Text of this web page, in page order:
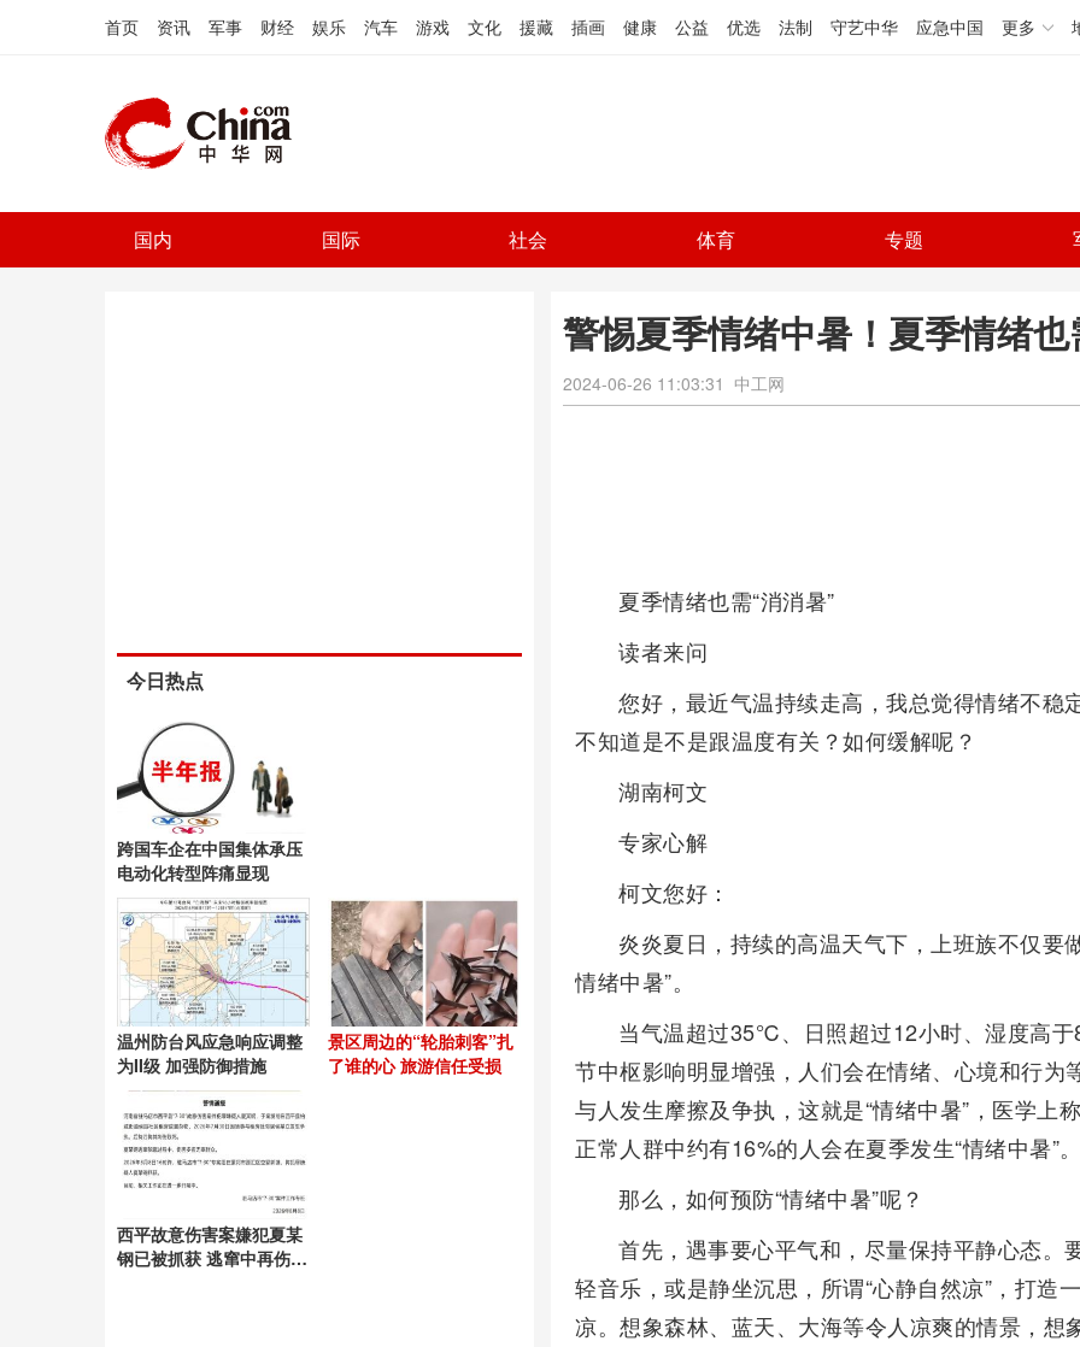
首页 资讯 军事 财经 娱乐 汽车 游戏 文化 援藏 插画 健康 公益 优选 法制 守艺中华 应急中国 更多
国内 国际 社会 体育 专题
警惕夏季情绪中暑！夏季情绪也
2024-06-26 11:03:31 中工网
夏季情绪也需“消消暑”
读者来问
您好，最近气温持续走高，我总觉得情绪不稳
不知道是不是跟温度有关？如何缓解呢？
湖南柯文
专家心解
柯文您好：
炎炎夏日，持续的高温天气下，上班族不仅要
情绪中暑”。
当气温超过35℃、日照超过12小时、湿度高
节中枢影响明显增强，人们会在情绪、心境和行
与人发生摩擦及争执，这就是“情绪中暑”，医学上
正常人群中约有16%的人会在夏季发生“情绪中暑”
那么，如何预防“情绪中暑”呢？
首先，遇事要心平气和，尽量保持平静心态。
轻音乐，或是静坐沉思，所谓“心静自然凉”，打造
凉。想象森林、蓝天、大海等令人凉爽的情景，想
今日热点
跨国车企在中国集体承压
电动化转型阵痛显现
温州防台风应急响应调整
为II级 加强防御措施
景区周边的“轮胎刺客”扎
了谁的心 旅游信任受损
西平故意伤害案嫌犯夏某
钢已被抓获 逃窜中再伤无